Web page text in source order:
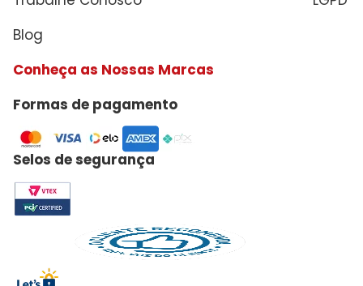
Blog
Conheça as Nossas Marcas
Formas de pagamento
Selos de segurança